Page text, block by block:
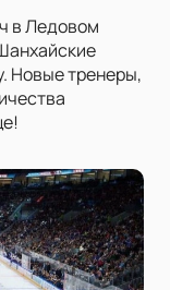
в Ледовом
Новые тренеры,